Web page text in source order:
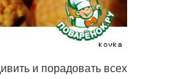
и порадовать всех